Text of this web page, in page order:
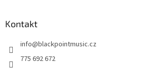
Kontakt
info@blackpointmusic.cz
775 692 672